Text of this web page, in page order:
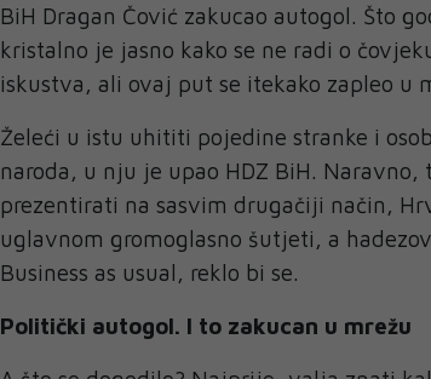
BiH Dragan Čović zakucao autogol. Što
kristalno je jasno kako se ne radi o
iskustva, ali ovaj put se itekako zapleo u
Želeći u istu uhititi pojedine stranke i
naroda, u nju je upao HDZ BiH. Naravno,
prezentirati na sasvim drugačiji način,
uglavnom gromoglasno šutjeti, a
Business as usual, reklo bi se.
Politički autogol. I to zakucan u mrežu